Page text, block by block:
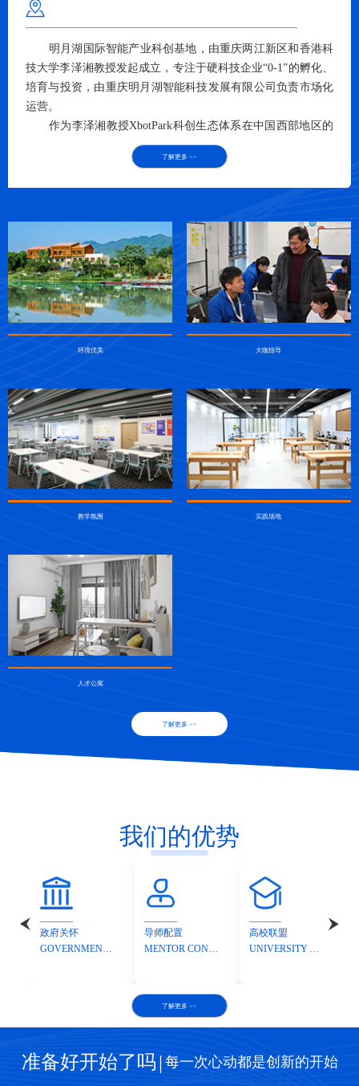
明月湖国际智能产业科创基地，由重庆两江新区和香港科
技大学李泽湘教授发起成立，专注于硬科技企业“0-1”的孵化、
培育与投资，由重庆明月湖智能科技发展有限公司负责市场化
运营。
作为李泽湘教授XbotPark科创生态体系在中国西部地区的
唯一布局，基地围绕重庆优势及重点产业，依托重庆及两江协
同创新区优质资源，开展创新型人才培育和创业项目孵化，帮
了解更多 >>
环境优美 大咖指导
教学氛围 实践场地
人才公寓
了解更多 >>
我们的优势
政府关怀
GOVERNMENT CARE
导师配置
高校联盟
了解更多 >>
准备好开始了吗| 每一次心动都是创新的开始